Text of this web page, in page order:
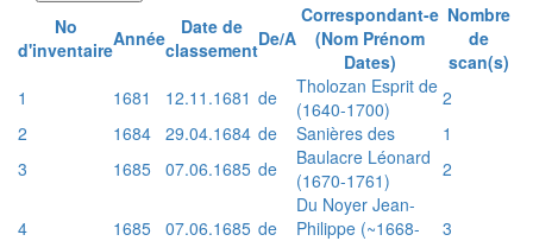
No
d'inventaireAnnée
Date de
classementDe/A
Correspondant-e
(Nom Prénom
Dates)
Nombre
de
scan(s)
1
1681 12.11.1681 de
Tholozan Esprit de
(1640-1700)
2
2
1684 29.04.1684 de Sanières des
1
3
1685 07.06.1685 de
Baulacre Léonard
(1670-1761)
2
4 1685 07.06.1685 de
Du Noyer Jean-
Philippe (~1668-
3